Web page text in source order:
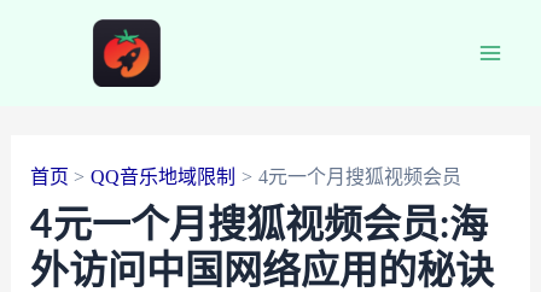
首页 QQ音乐地域限制 4元一个月搜狐视频会员
4元一个月搜狐视频会员:海
外访问中国网络应用的秘诀